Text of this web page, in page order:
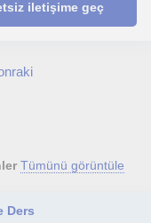
iletişime geç
Tümünü görüntüle
Ders